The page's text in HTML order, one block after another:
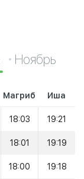
Ноябрь
Магриб Иша
18:03 19:21
18:01 19:19
18:00 19:18